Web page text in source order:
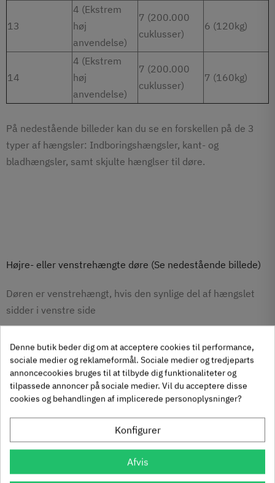
13
4 (Ekstrem
høj
anvendelse)
7 (200.000
cuklusser)
6 (120kg)
14
4 (Ekstrem
høj
anvendelse)
7 (200.000
cuklusser)
7 (160kg)
På nedestående billeder kan du se en forskellen på de 3
typer af hængsler: Indboringshængsler, kant- og
bladhængsler, samt skjulte hænglser til døre.
Højre- eller venstrehængte døre (Se nedestående billede)
Døren er venstrehængt, hvis den synlige del af hængslet
sidder i venstre side
sidder i højre side
Placeringen af hængslerne i henhold til DIN 18101
Afstanden mellem det øverste dørhængsel og dørkarmen
er altid 241 ± 1 mm
Denne butik beder dig om at acceptere cookies til performance,
sociale medier og reklameformål. Sociale medier og tredjeparts
annoncecookies bruges til at tilbyde dig funktionaliteter og
tilpassede annoncer på sociale medier. Vil du acceptere disse
cookies og behandlingen af implicerede personoplysninger?
Konfigurer
Afvis